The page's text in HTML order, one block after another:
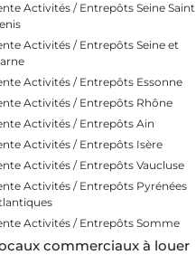
Activités / Entrepôts Seine Saint
Activités / Entrepôts Seine et
Activités / Entrepôts Essonne
Activités / Entrepôts Rhône
Activités / Entrepôts Ain
Activités / Entrepôts Isère
Activités / Entrepôts Vaucluse
Activités / Entrepôts Pyrénées
Activités / Entrepôts Somme
commerciaux à louer